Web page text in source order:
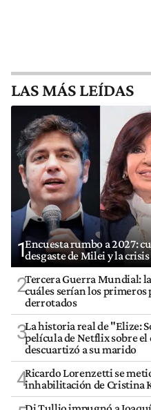
LAS MÁS LEÍDAS
1Encuesta rumbo a 2027:
desgaste de Milei y la
2Tercera Guerra Mundial:
cuáles serían los primeros
derrotados
3La historia real de "Elize:
película de Netflix sobre el
descuartizó a su marido
4Ricardo Lorenzetti se
inhabilitación de Cristina